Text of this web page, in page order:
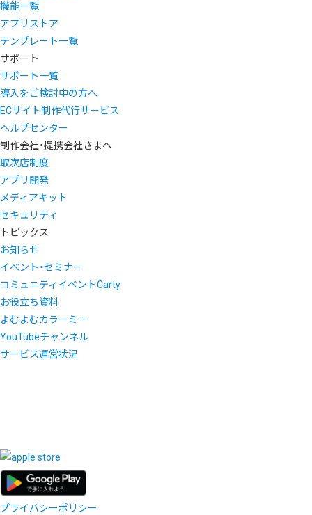
機能一覧
アプリストア
テンプレート一覧
サポート
サポート一覧
導入をご検討中の方へ
ECサイト制作代行サービス
ヘルプセンター
制作会社・提携会社さまへ
取次店制度
アプリ開発
メディアキット
セキュリティ
トピックス
お知らせ
イベント・セミナー
コミュニティイベントCarty
お役立ち資料
よむよむカラーミー
YouTubeチャンネル
サービス運営状況
プライバシーポリシー